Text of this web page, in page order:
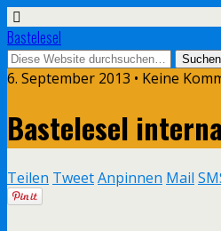
Bastelesel
6. September 2013 • Keine
Bastelesel
Teilen TweetAnpinnen Mail